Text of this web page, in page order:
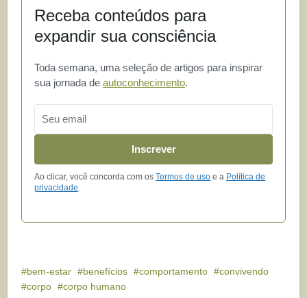
Receba conteúdos para
expandir sua consciência
Toda semana, uma seleção de artigos para inspirar
sua jornada deautoconhecimento.
Inscrever
Ao clicar, você concorda com osTermos de uso e a Política de
privacidade.
bem-estar benefícios comportamento
convivendo
corpo
corpo humano